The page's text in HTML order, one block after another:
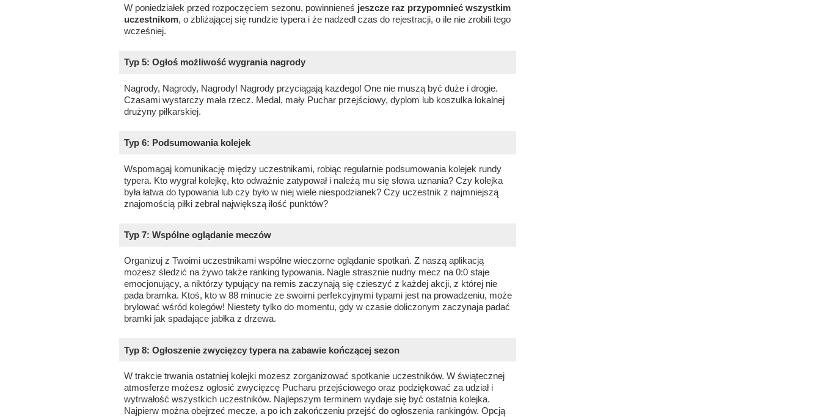
W poniedziałek przed rozpoczęciem sezonu, powinnieneś jeszcze raz przypomnieć wszystkim
uczestnikom, o zbliżającej się rundzie typera i że nadzedł czas do rejestracji, o ile nie zrobili tego
wcześniej.
Typ 5: Ogłoś możliwość wygrania nagrody
Nagrody, Nagrody, Nagrody! Nagrody przyciągają kazdego! One nie muszą być duże i drogie.
Czasami wystarczy mała rzecz. Medal, mały Puchar przejściowy, dyplom lub koszulka lokalnej
drużyny piłkarskiej.
Typ 6: Podsumowania kolejek
Wspomagaj komunikację między uczestnikami, robiąc regularnie podsumowania kolejek rundy
typera. Kto wygrał kolejkę, kto odważnie zatypował i należą mu się słowa uznania? Czy kolejka
była łatwa do typowania lub czy było w niej wiele niespodzianek? Czy uczestnik z najmniejszą
znajomością piłki zebrał największą ilość punktów?
Typ 7: Wspólne oglądanie meczów
Organizuj z Twoimi uczestnikami wspólne wieczorne oglądanie spotkań. Z naszą aplikacją
możesz śledzić na żywo także ranking typowania. Nagle strasznie nudny mecz na 0:0 staje
emocjonujący, a niktórzy typujący na remis zaczynają się czieszyć z każdej akcji, z której nie
pada bramka. Ktoś, kto w 88 minucie ze swoimi perfekcyjnymi typami jest na prowadzeniu, może
brylować wśród kolegów! Niestety tylko do momentu, gdy w czasie doliczonym zaczynaja padać
bramki jak spadające jabłka z drzewa.
Typ 8: Ogłoszenie zwycięzcy typera na zabawie kończącej sezon
W trakcie trwania ostatniej kolejki mozesz zorganizować spotkanie uczestników. W świątecznej
atmosferze możesz ogłosić zwycięzcę Pucharu przejściowego oraz podziękować za udział i
wytrwałość wszystkich uczestników. Najlepszym terminem wydaje się być ostatnia kolejka.
Najpierw można obejrzeć mecze, a po ich zakończeniu przejść do ogłoszenia rankingów. Opcją